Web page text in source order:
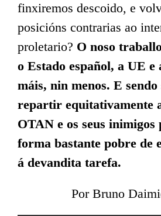
finxiremos descoido, e
posicións contrarias ao
proletario? O noso
o Estado español, a UE
máis, nin menos. E sendo
repartir equitativamente
OTAN e os seus inimigos
forma bastante pobre de
á devandita tarefa.
Por Bruno
A urxencia de intervir no movemento obreiro
Altri, ou como o capitalismo é incompatible coa
Construír o Partido, construír a Independencia
A organización revolucionaria das mulleres
SÍGUENOS NAS NOSAS REDES